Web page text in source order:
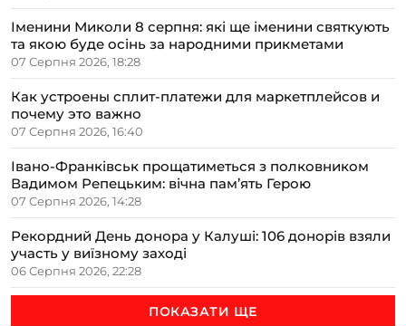
Іменини Миколи 8 серпня: які ще іменини святкують
та якою буде осінь за народними прикметами
07 Серпня 2026, 18:28
Как устроены сплит-платежи для маркетплейсов и
почему это важно
07 Серпня 2026, 16:40
Івано-Франківськ прощатиметься з полковником
Вадимом Репецьким: вічна пам’ять Герою
07 Серпня 2026, 14:28
Рекордний День донора у Калуші: 106 донорів взяли
участь у виїзному заході
06 Серпня 2026, 22:28
ПОКАЗАТИ ЩЕ